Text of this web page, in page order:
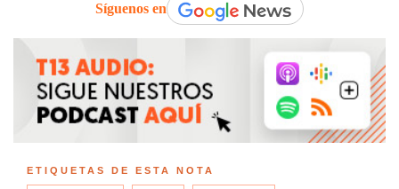
Síguenos en
ETIQUETAS DE ESTA NOTA